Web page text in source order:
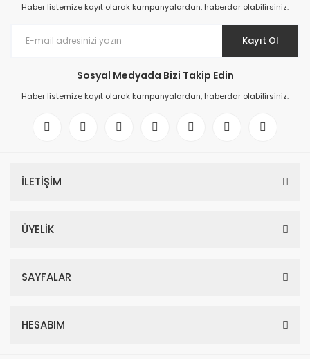
Haber listemize kayıt olarak kampanyalardan, haberdar olabilirsiniz.
Kayıt Ol
Sosyal Medyada Bizi Takip Edin
Haber listemize kayıt olarak kampanyalardan, haberdar olabilirsiniz.
İLETİŞİM
ÜYELİK
SAYFALAR
HESABIM